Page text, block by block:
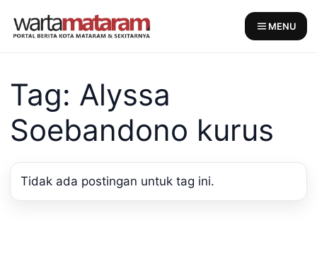
MENU
Tag: Alyssa
Soebandono kurus
Tidak ada postingan untuk tag ini.